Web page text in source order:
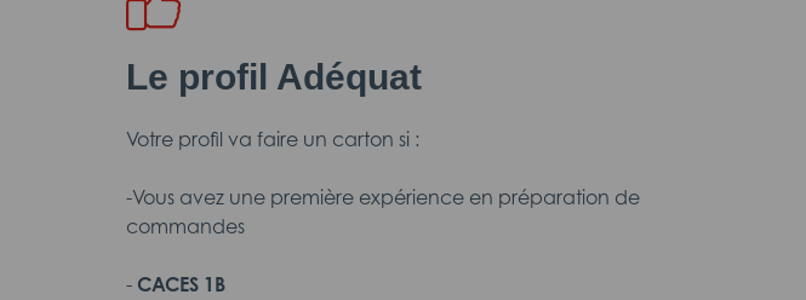
Le profil Adéquat
Votre profil va faire un carton si :
-Vous avez une première expérience en préparation de
commandes
- CACES 1B